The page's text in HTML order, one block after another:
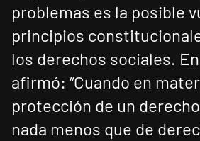
problemas es la posible
principios
los derechos sociales.
afirmó: “Cuando en
protección de un
nada menos que de